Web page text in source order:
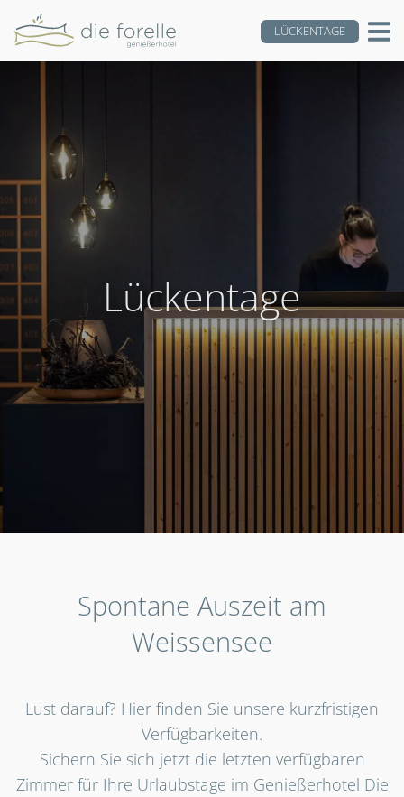
LÜCKENTAGE
Lückentage
Spontane Auszeit am
Weissensee
Lust darauf? Hier finden Sie unsere kurzfristigen
Verfügbarkeiten.
Sichern Sie sich jetzt die letzten verfügbaren
Zimmer für Ihre Urlaubstage im Genießerhotel Die